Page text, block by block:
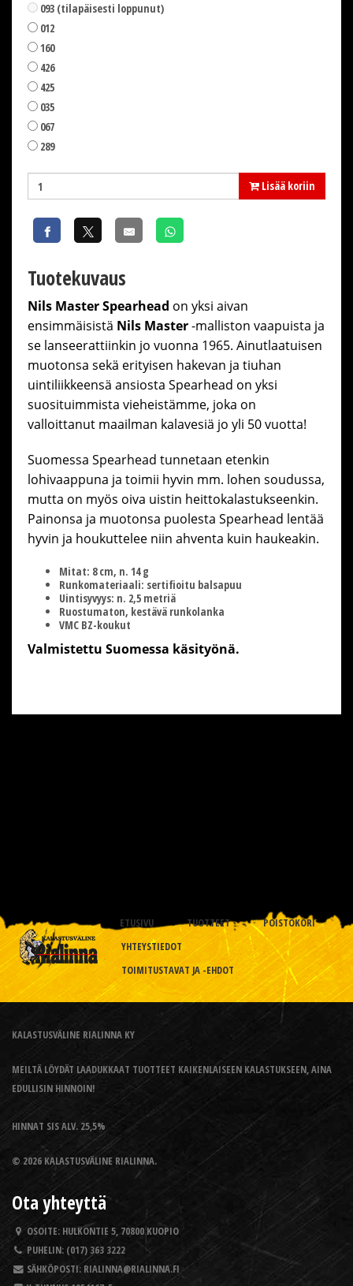
093 (tilapäisesti loppunut)
012
160
426
425
035
067
289
Lisää koriin
Tuotekuvaus
Nils Master Spearhead on yksi aivan
ensimmäisistä Nils Master-malliston vaapuista ja
se lanseerattiinkin jo vuonna 1965. Ainutlaatuisen
muotonsa sekä erityisen hakevan ja tiuhan
uintiliikkeensä ansiosta Spearhead on yksi
suosituimmista vieheistämme, joka on
valloittanut maailman kalavesiä jo yli 50 vuotta!
Suomessa Spearhead tunnetaan etenkin
lohivaappuna ja toimii hyvin mm. lohen soudussa,
mutta on myös oiva uistin heittokalastukseenkin.
Painonsa ja muotonsa puolesta Spearhead lentää
hyvin ja houkuttelee niin ahventa kuin haukeakin.
Mitat: 8 cm, n. 14 g
Runkomateriaali: sertifioitu balsapuu
Uintisyvyys: n. 2,5 metriä
Ruostumaton, kestävä runkolanka
VMC BZ-koukut
Valmistettu Suomessa käsityönä.
ETUSIVU TUOTTEET
POISTOKORI
YHTEYSTIEDOT
TOIMITUSTAVAT JA -EHDOT
KALASTUSVÄLINE RIALINNA KY
MEILTÄ LÖYDÄT LAADUKKAAT TUOTTEET KAIKENLAISEEN KALASTUKSEEN, AINA
EDULLISIN HINNOIN!
HINNAT SIS ALV. 25,5%
© 2026 KALASTUSVÄLINE RIALINNA.
Ota yhteyttä
OSOITE: HULKONTIE 5, 70800 KUOPIO
PUHELIN: (017) 363 3222
SÄHKÖPOSTI: RIALINNA@RIALINNA.FI